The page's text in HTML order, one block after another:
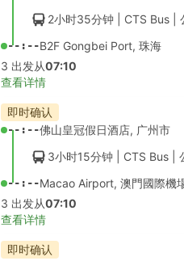
2小时35分钟 | CTS Bus
--:--B2F Gongbei Port, 珠海
3 出发从07:10
查看详情
即时确认
--:--佛山皇冠假日酒店, 广州市
3小时15分钟 | CTS Bus
--:--Macao Airport, 澳門國際機
3 出发从07:10
查看详情
即时确认